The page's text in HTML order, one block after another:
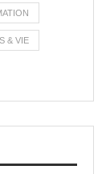
& VIE